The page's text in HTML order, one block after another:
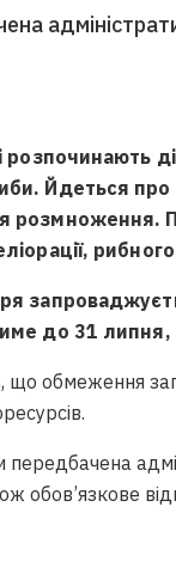
розпочинають
Йдеться про
розмноження.
до 31
що обмеження
обов’язкове